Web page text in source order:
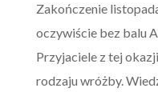
Zakończenie
oczywiście bez balu
Przyjaciele z tej
rodzaju wróżby.